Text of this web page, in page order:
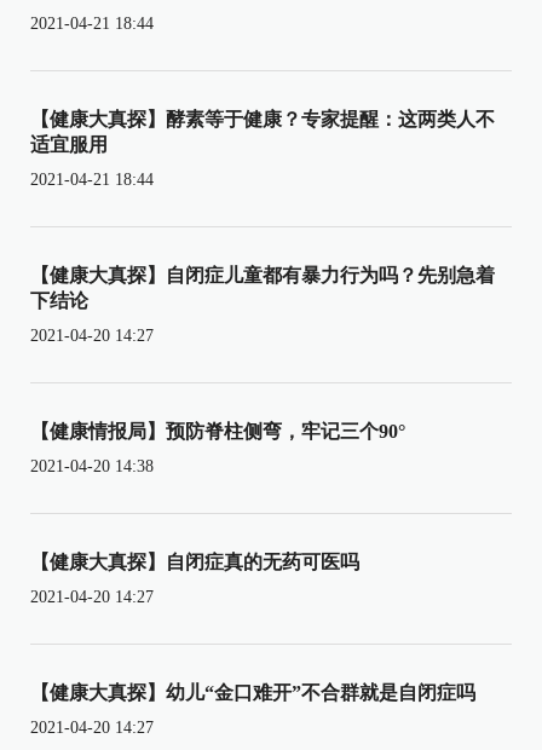
2021-04-21 18:44
【健康大真探】酵素等于健康？专家提醒：这两类人不
适宜服用
2021-04-21 18:44
【健康大真探】自闭症儿童都有暴力行为吗？先别急着
下结论
2021-04-20 14:27
【健康情报局】预防脊柱侧弯，牢记三个90°
2021-04-20 14:38
【健康大真探】自闭症真的无药可医吗
2021-04-20 14:27
【健康大真探】幼儿“金口难开”不合群就是自闭症吗
2021-04-20 14:27